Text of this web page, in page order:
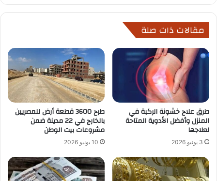
مقالات ذات صلة
طرق علاج خشونة الركبة في
المنزل وأفضل الأدوية المتاحة
لعلاجها
3 يونيو 2026
طرح 3600 قطعة أرض للمصريين
بالخارج في 22 مدينة ضمن
مشروعات بيت الوطن
10 يونيو 2026